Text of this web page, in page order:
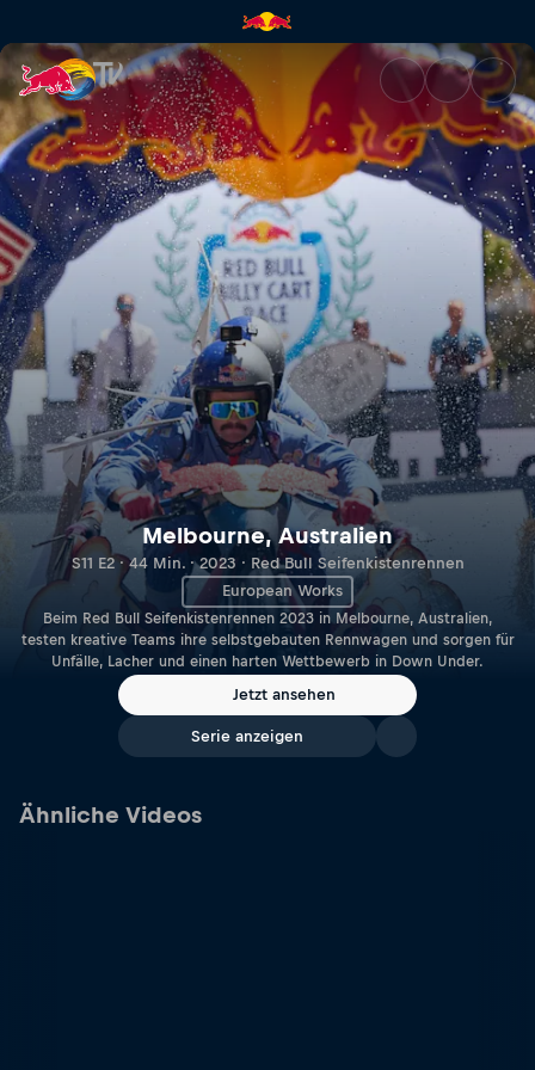
Melbourne, Australien | Red
Melbourne, Australien
S11 E2 · 44 Min. · 2023 · Red Bull Seifenkistenrennen
European Works
Beim Red Bull Seifenkistenrennen 2023 in Melbourne, Australien,
testen kreative Teams ihre selbstgebauten Rennwagen und sorgen für
Unfälle, Lacher und einen harten Wettbewerb in Down Under.
Jetzt ansehen
Serie anzeigen
Ähnliche Videos